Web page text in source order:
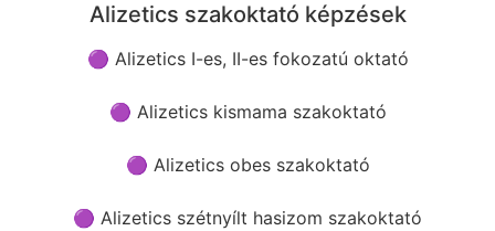
Alizetics szakoktató képzések
🟣 Alizetics I-es, II-es fokozatú oktató
🟣 Alizetics kismama szakoktató
🟣 Alizetics obes szakoktató
🟣 Alizetics szétnyílt hasizom szakoktató